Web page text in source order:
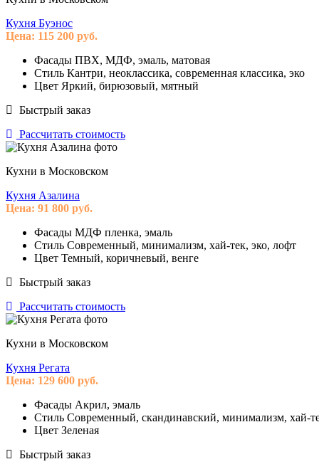
Кухня Буэнос
Цена: 115 200 руб.
Фасады ПВХ, МДФ, эмаль, матовая
Стиль Кантри, неоклассика, современная классика, эко
Цвет Яркий, бирюзовый, мятный
Быстрый заказ
Рассчитать стоимость
Кухни в Московском
Кухня Азалина
Цена: 91 800 руб.
Фасады МДФ пленка, эмаль
Стиль Современный, минимализм, хай-тек, эко, лофт
Цвет Темный, коричневый, венге
Быстрый заказ
Рассчитать стоимость
Кухни в Московском
Кухня Регата
Цена: 129 600 руб.
Фасады Акрил, эмаль
Стиль Современный, скандинавский, минимализм, хай-
Цвет Зеленая
Быстрый заказ